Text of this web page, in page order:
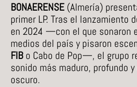
BONAERENSE (Almería)
primer LP. Tras el lanzamiento
en 2024 —con el que sonaron
medios del país y pisaron
FIB o Cabo de Pop—, el grupo
sonido más maduro, profundo
oscuro.